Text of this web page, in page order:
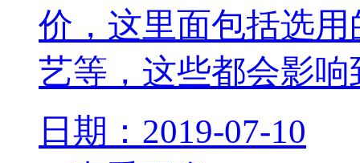
价，这里面包括选
艺等，这些都会影
日期：2019-07-10